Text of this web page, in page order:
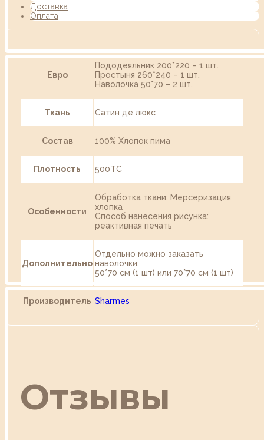
Доставка
Оплата
Евро
Пододеяльник 200*220 – 1 шт.
Простыня 260*240 – 1 шт.
Наволочка 50*70 – 2 шт.
Ткань Сатин де люкс
Состав 100% Хлопок пима
Плотность 500ТС
Особенности
Обработка ткани: Мерсеризация
хлопка
Способ нанесения рисунка:
реактивная печать
Дополнительно
Отдельно можно заказать
наволочки:
50*70 см (1 шт) или 70*70 см (1 шт)
Производитель Sharmes
Отзывы